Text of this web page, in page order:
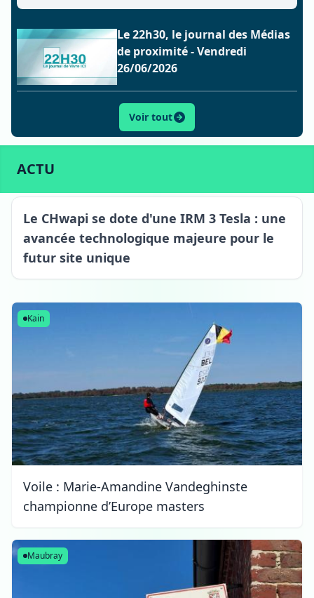
Le 22h30, le journal des Médias
de proximité - Vendredi
26/06/2026
Voir tout
ACTU
Le CHwapi se dote d'une IRM 3 Tesla : une
avancée technologique majeure pour le
futur site unique
Kain
Voile : Marie-Amandine Vandeghinste
championne d’Europe masters
Maubray